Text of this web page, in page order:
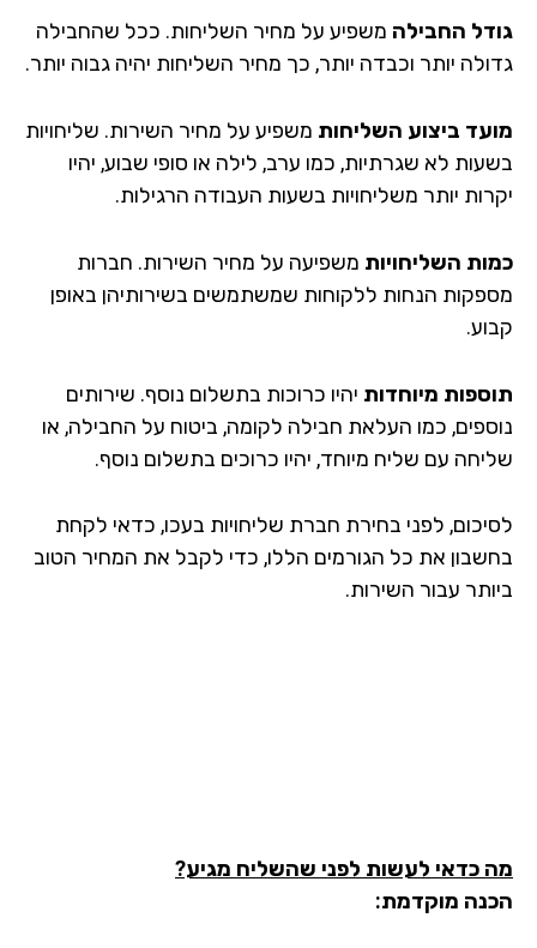
החבילהמשפיע על מחיר השליחות. ככל שהחבילה
יותר וכבדה יותר, כך מחיר השליחות יהיה גבוה יותר.
ביצוע השליחותמשפיע על מחיר השירות. שליחויות
לא שגרתיות, כמו ערב, לילה או סופי שבוע, יהיו
יותר משליחויות בשעות העבודה הרגילות.
השליחויותמשפיעה על מחיר השירות. חברות
הנחות ללקוחות שמשתמשים בשירותיהן באופן
מיוחדותיהיו כרוכות בתשלום נוסף. שירותים
כמו העלאת חבילה לקומה, ביטוח על החבילה, או
עם שליח מיוחד, יהיו כרוכים בתשלום נוסף.
לפני בחירת חברת שליחויות בעכו, כדאי לקחת
את כל הגורמים הללו, כדי לקבל את המחיר הטוב
עבור השירות.
כדאי לעשות לפני שהשליח מגיע?
מוקדמת: